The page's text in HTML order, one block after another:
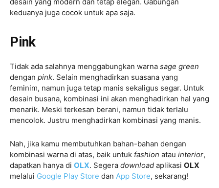
keduanya juga cocok untuk apa saja.
Pink
Tidak ada salahnya menggabungkan warna sage green
dengan pink. Selain menghadirkan suasana yang
feminim, namun juga tetap manis sekaligus segar. Untuk
desain busana, kombinasi ini akan menghadirkan hal yang
menarik. Meski terkesan berani, namun tidak terlalu
mencolok. Justru menghadirkan kombinasi yang manis.
Nah, jika kamu membutuhkan bahan-bahan dengan
kombinasi warna di atas, baik untuk fashion atau interior,
dapatkan hanya di OLX. Segera download aplikasi OLX
melalui Google Play Store dan App Store, sekarang!